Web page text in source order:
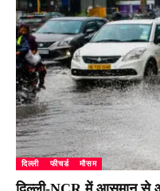
दिल्ली फीचर्ड मौसम